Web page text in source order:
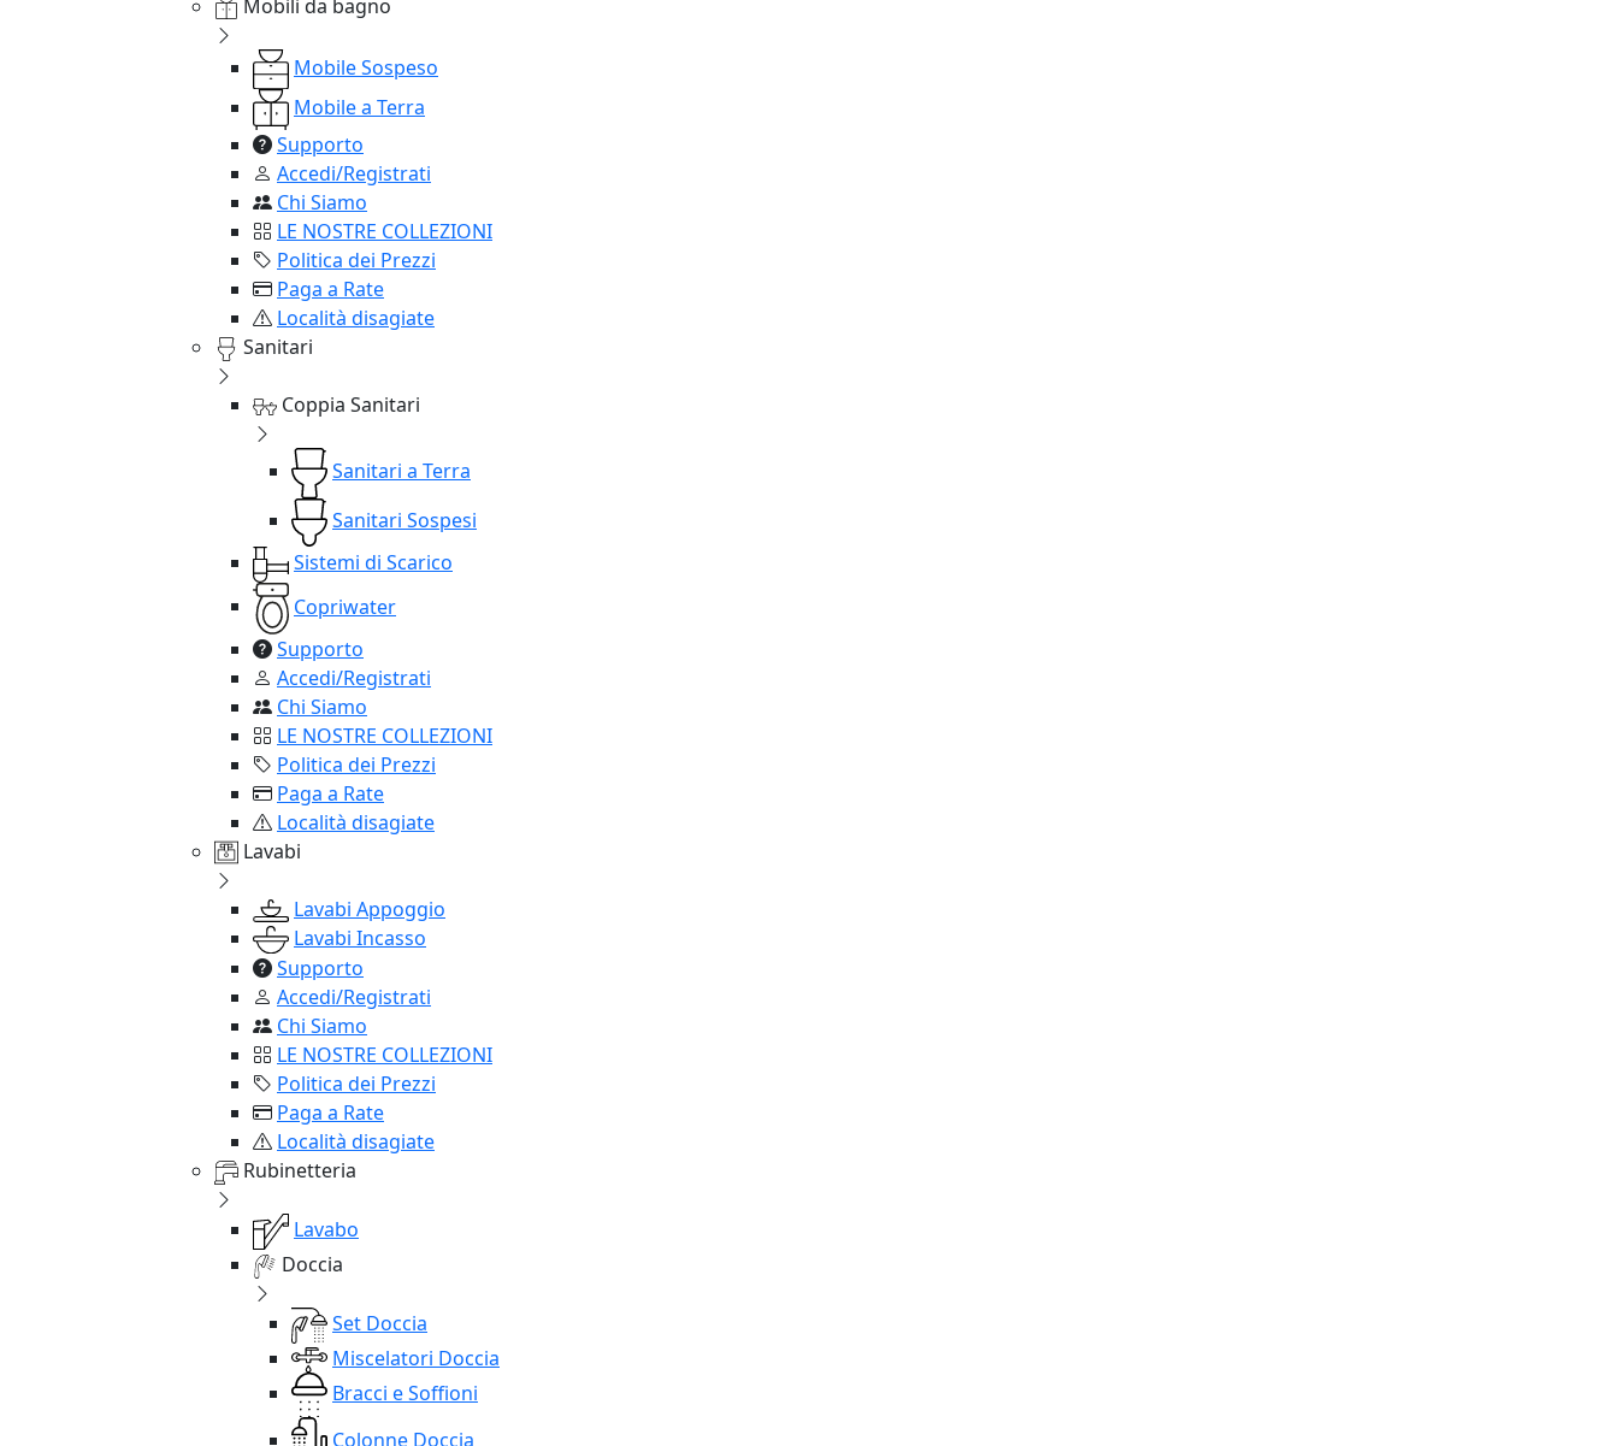
Mobili da bagno
Mobile Sospeso
Mobile a Terra
Supporto
Accedi/Registrati
Chi Siamo
LE NOSTRE COLLEZIONI
Politica dei Prezzi
Paga a Rate
Località disagiate
Sanitari
Coppia Sanitari
Sanitari a Terra
Sanitari Sospesi
Sistemi di Scarico
Copriwater
Supporto
Accedi/Registrati
Chi Siamo
LE NOSTRE COLLEZIONI
Politica dei Prezzi
Paga a Rate
Località disagiate
Lavabi
Lavabi Appoggio
Lavabi Incasso
Supporto
Accedi/Registrati
Chi Siamo
LE NOSTRE COLLEZIONI
Politica dei Prezzi
Paga a Rate
Località disagiate
Rubinetteria
Lavabo
Doccia
Set Doccia
Miscelatori Doccia
Bracci e Soffioni
Colonne Doccia